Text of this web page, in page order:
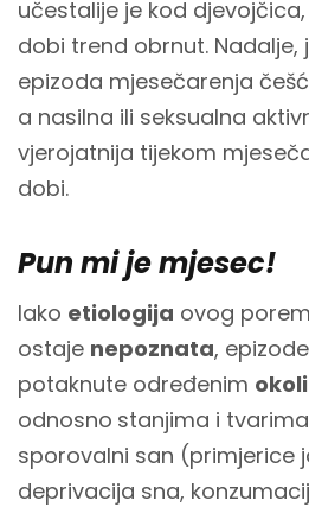
učestalije je kod
dobi trend obrnut. Nadalje,
epizoda mjesečarenja
a nasilna ili seksualna
vjerojatnija tijekom
dobi.
Pun mi je mjesec!
Iako etiologija ovog
ostaje nepoznata,
potaknute određenim
odnosno stanjima i
sporovalni san (primjerice
deprivacija sna,